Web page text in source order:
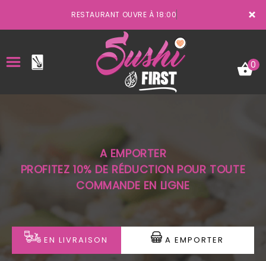
×
RESTAURANT OUVRE À 18:00
LA CARTE
VOTRE COMPTE
NOTRE RESTAURANT
VOS AVIS
0
A EMPORTER
PROFITEZ 10% DE RÉDUCTION POUR TOUTE
COMMANDE EN LIGNE
EN LIVRAISON A EMPORTER